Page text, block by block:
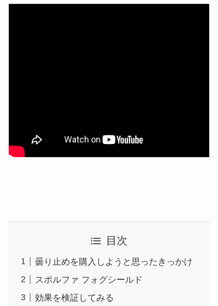
目次
曇り止めを購入しようと思ったきっかけ
スポルファ フォグシールド
効果を検証してみる